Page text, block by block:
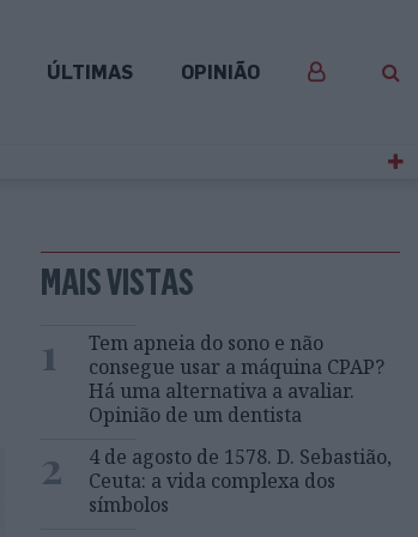
ÚLTIMAS OPINIÃO
MAIS VISTAS
1
Tem apneia do sono e não
consegue usar a máquina CPAP?
Há uma alternativa a avaliar.
Opinião de um dentista
2
4 de agosto de 1578. D. Sebastião,
Ceuta: a vida complexa dos
símbolos